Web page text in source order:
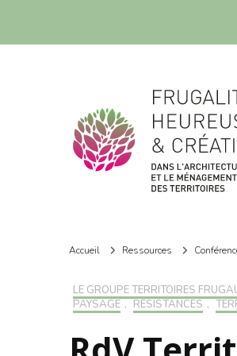
Frugalité dans l'architecture et le
Accueil Ressources
LE GROUPE TERRITOIRES
PAYSAGE , RÉSISTANCES ,